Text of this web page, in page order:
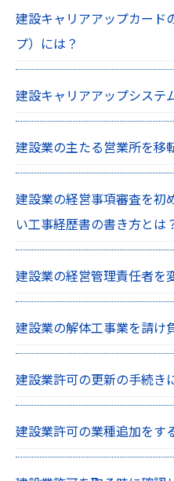
建設キャリアアップカード
プ）には？
建設キャリアアップシステ
建設業の主たる営業所を移
建設業の経営事項審査を初
い工事経歴書の書き方とは
建設業の経営管理責任者を
建設業の解体工事業を請け
建設業許可の更新の手続き
建設業許可の業種追加をす